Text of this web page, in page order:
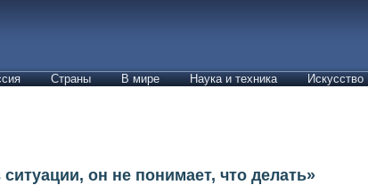
Страны В мире Наука и техника Искусство
он не понимает, что делать»